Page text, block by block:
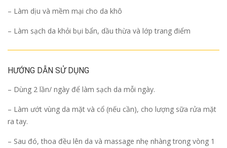
– Làm dịu và mềm mại cho da khô
– Làm sạch da khỏi bụi bẩn, dầu thừa và lớp trang điểm
HƯỚNG DẪN SỬ DỤNG
– Dùng 2 lần/ ngày để làm sạch da mỗi ngày.
– Làm ướt vùng da mặt và cổ (nếu cần), cho lượng sữa rửa mặt
ra tay.
– Sau đó, thoa đều lên da và massage nhẹ nhàng trong vòng 1